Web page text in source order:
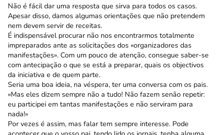
Não é fácil dar uma resposta que sirva para todos os casos.
Apesar disso, damos algumas orientações que não pretendem
nem devem servir de receitas.
É indispensável procurar não nos encontrarmos totalmente
impreparados ante as solicitações dos «organizadores das
manifestações». Com um pouco de atenção, consegue saber-se
com antecipação o que se está a preparar, quais os objectivos
da iniciativa e de quem parte.
Seria uma boa ideia, na véspera, ter uma con­versa com os pais.
«Mas eles dizem sempre não a tudo! Não fazem senão repetir:
eu participei em tantas manifestações e não serviram para
nada!»
Por vezes é assim, mas falar tem sempre inte­resse. Pode